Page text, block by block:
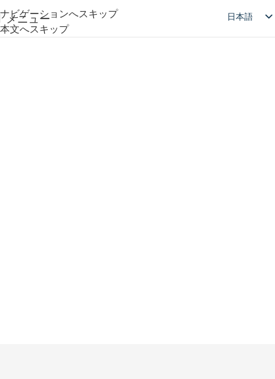
ナビゲーションへスキップ
本文へスキップ
メニュー
日本語
English